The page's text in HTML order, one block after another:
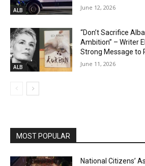
ALB June 12, 2026
ALB
“Don’t Sacrifice
Ambition” – Writer
Strong Message to
June 11, 2026
MOST POPULAR
National Citizens’